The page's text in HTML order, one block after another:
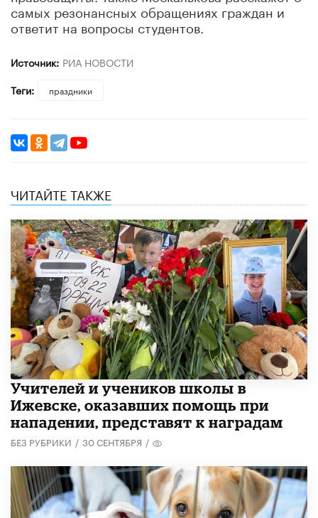
самых резонансных обращениях граждан и
ответит на вопросы студентов.
Источник: РИА НОВОСТИ
Теги:
праздники
ЧИТАЙТЕ ТАКЖЕ
​Учителей и учеников школы в
Ижевске, оказавших помощь при
нападении, представят к наградам
БЕЗ РУБРИКИ / 30 СЕНТЯБРЯ /